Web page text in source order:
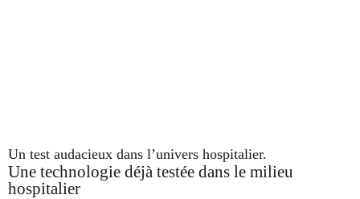
Un test audacieux dans l’univers hospitalier.
Une technologie déjà testée dans le milieu
hospitalier